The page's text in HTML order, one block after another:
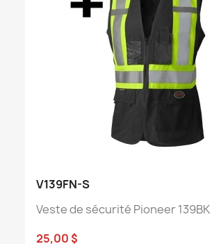
V139FN-S
Veste de sécurité Pioneer
25,00 $